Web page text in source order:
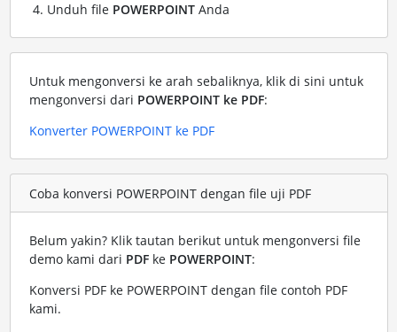
Unduh file POWERPOINTAnda
Untuk mengonversi ke arah sebaliknya, klik di sini untuk
mengonversi dari POWERPOINT ke PDF:
Konverter POWERPOINT ke PDF
Coba konversi POWERPOINT dengan file uji PDF
Belum yakin? Klik tautan berikut untuk mengonversi file
demo kami dari PDFke POWERPOINT:
Konversi PDF ke POWERPOINT dengan file contoh PDF
kami.